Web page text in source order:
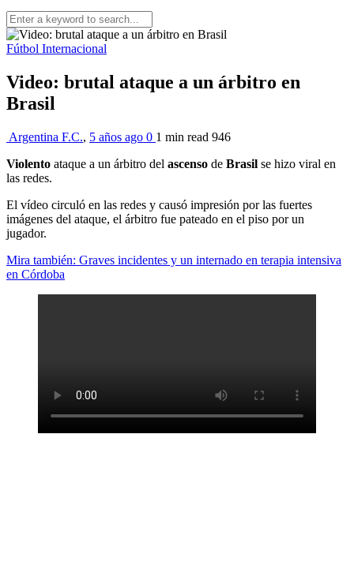
Fútbol Internacional
Video: brutal ataque a un árbitro en
Brasil
Argentina F.C., 5 años ago 0 1 min read 946
Violento ataque a un árbitro del ascenso de Brasil se hizo viral en
las redes.
El vídeo circuló en las redes y causó impresión por las fuertes
imágenes del ataque, el árbitro fue pateado en el piso por un
jugador.
Mira también: Graves incidentes y un internado en terapia intensiva
en Córdoba